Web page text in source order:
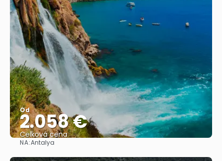
Od
2.058 €
Celková cena
NA:Antalya